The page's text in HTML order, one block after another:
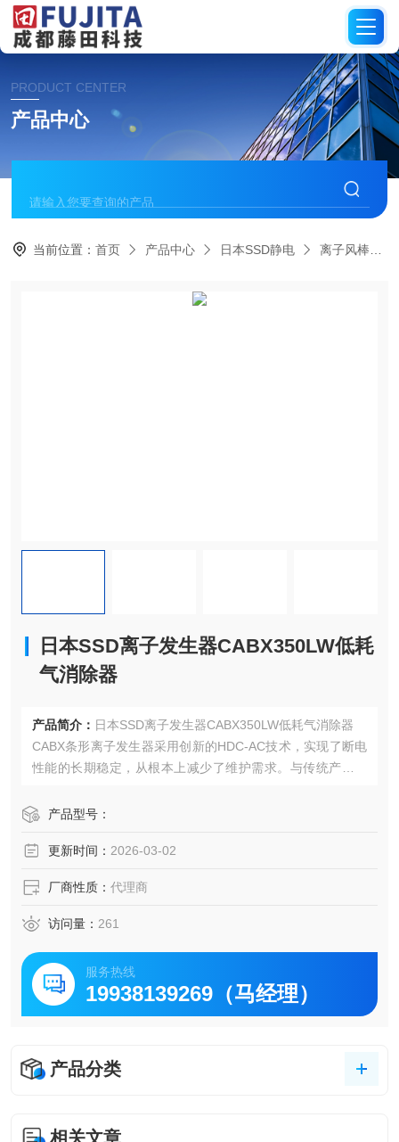
PRODUCT CENTER
产品中心
当前位置：首页 产品中心 日本SSD静电 离子风棒
日本SSD离子发生器CABX350LW低耗
气消除器
产品简介： 日本SSD离子发生器CABX350LW低耗气消除器
CABX条形离子发生器采用创新的HDC-AC技术，实现了断电
性能的长期稳定，从根本上减少了维护需求。与传统产品相
高效。产品型号：
更新时间： 2026-03-02
厂商性质： 代理商
访问量： 261
服务热线
19938139269（马经理）
产品分类
相关文章